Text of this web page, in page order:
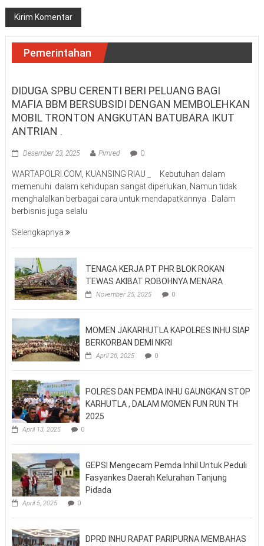
Pemerintahan
DIDUGA SPBU CERENTI BERI PELUANG BAGI
MAFIA BBM BERSUBSIDI DENGAN MEMBOLEHKAN
MOBIL TRONTON ANGKUTAN BATUBARA IKUT
ANTRIAN .
Desember 23, 2025 Pimred 0
WARTAPOLRI.COM, KUANSING RIAU _ Kebutuhan dalam
memenuhi dalam kehidupan sangat diperlukan, Namun tidak
menghalalkan berbagai cara untuk mendapatkannya . Dalam
berbisnis juga selalu
Selengkapnya
TENAGA KERJA PT PHR BLOK ROKAN
TEWAS AKIBAT ROBOHNYA MENARA
November 25, 2025 0
MOMEN JAKARHUTLA KAPOLRES INHU SIAP
BERKORBAN DEMI NKRI
April 26, 2025 0
POLRES DAN PEMDA INHU GAUNGKAN STOP
KARHUTLA , DALAM MOMEN FUN RUN TH
2025
April 13, 2025 0
GEPSI Mengecam Pemda Inhil Untuk Peduli
Fasyankes Daerah Kelurahan Tanjung
Pidada
April 5, 2025 0
DPRD INHU RAPAT PARIPURNA MEMBAHAS